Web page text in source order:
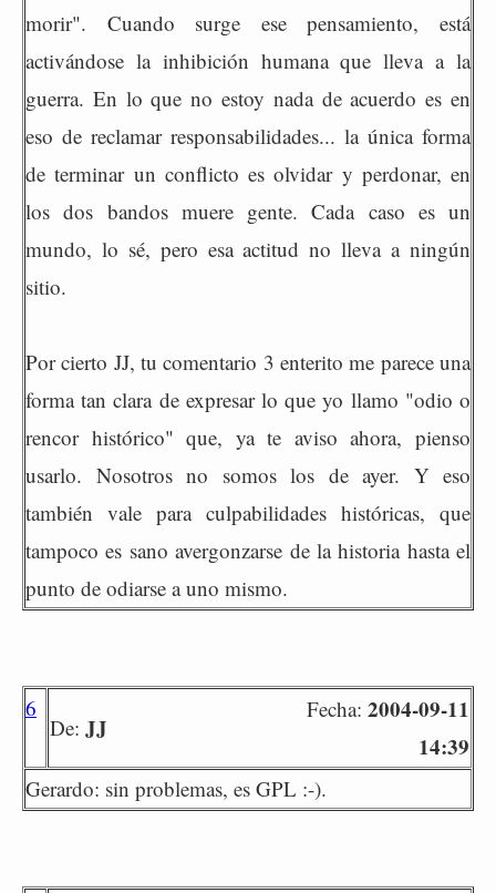
morir". Cuando surge ese pensamiento, está
activándose la inhibición humana que lleva a la
guerra. En lo que no estoy nada de acuerdo es en
eso de reclamar responsabilidades... la única forma
de terminar un conflicto es olvidar y perdonar, en
los dos bandos muere gente. Cada caso es un
mundo, lo sé, pero esa actitud no lleva a ningún
sitio.
Por cierto JJ, tu comentario 3 enterito me parece una
forma tan clara de expresar lo que yo llamo "odio o
rencor histórico" que, ya te aviso ahora, pienso
usarlo. Nosotros no somos los de ayer. Y eso
también vale para culpabilidades históricas, que
tampoco es sano avergonzarse de la historia hasta el
punto de odiarse a uno mismo.
6
De: JJ
Fecha: 2004-09-11
14:39
Gerardo: sin problemas, es GPL :-).